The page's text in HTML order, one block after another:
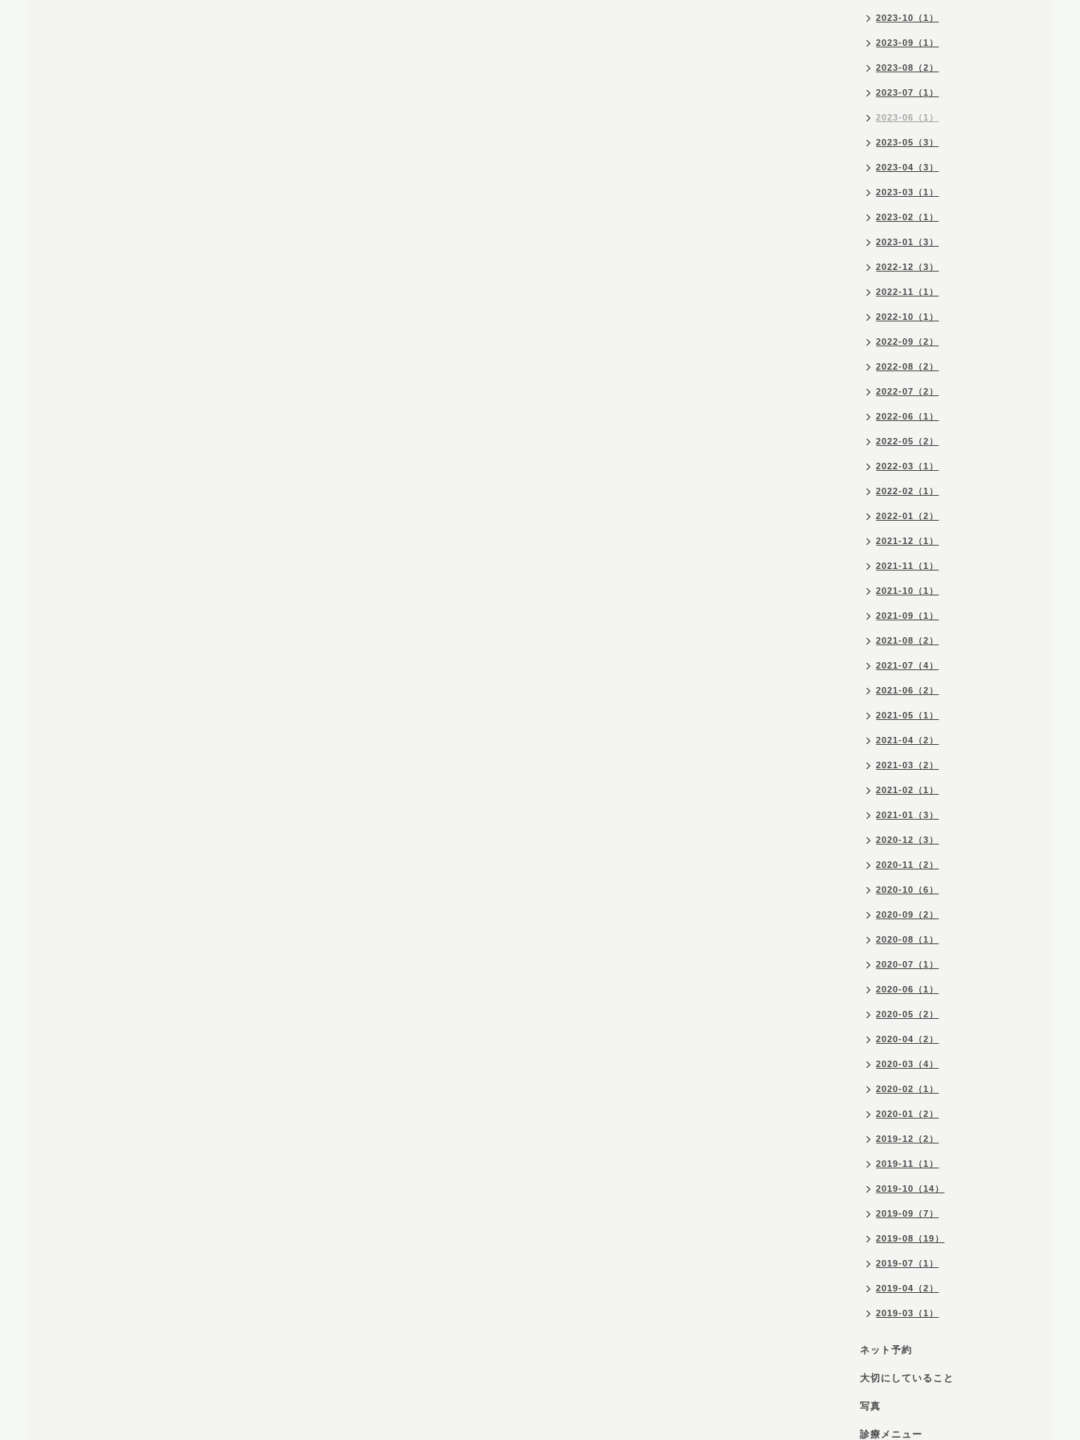
2023-10（1）
2023-09（1）
2023-08（2）
2023-07（1）
2023-06（1）
2023-05（3）
2023-04（3）
2023-03（1）
2023-02（1）
2023-01（3）
2022-12（3）
2022-11（1）
2022-10（1）
2022-09（2）
2022-08（2）
2022-07（2）
2022-06（1）
2022-05（2）
2022-03（1）
2022-02（1）
2022-01（2）
2021-12（1）
2021-11（1）
2021-10（1）
2021-09（1）
2021-08（2）
2021-07（4）
2021-06（2）
2021-05（1）
2021-04（2）
2021-03（2）
2021-02（1）
2021-01（3）
2020-12（3）
2020-11（2）
2020-10（6）
2020-09（2）
2020-08（1）
2020-07（1）
2020-06（1）
2020-05（2）
2020-04（2）
2020-03（4）
2020-02（1）
2020-01（2）
2019-12（2）
2019-11（1）
2019-10（14）
2019-09（7）
2019-08（19）
2019-07（1）
2019-04（2）
2019-03（1）
ネット予約
大切にしていること
写真
診療メニュー